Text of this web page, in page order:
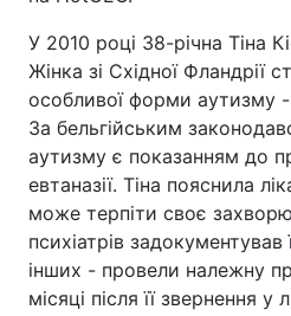
Головна
Україна
Економіка
Спорт
Техно і зв'язок
Зброя
У 2010 році 38-річна Тіна
Жінка зі Східної Фландрії
особливої форми аутизму
За бельгійським
аутизму є показанням до
евтаназії. Тіна пояснила
може терпіти своє
психіатрів задокументував
інших - провели належну
місяці після її звернення у